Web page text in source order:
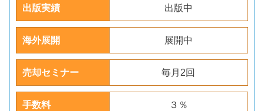
出版実績 出版中
海外展開 展開中
売却セミナー 毎月2回
手数料 ３％